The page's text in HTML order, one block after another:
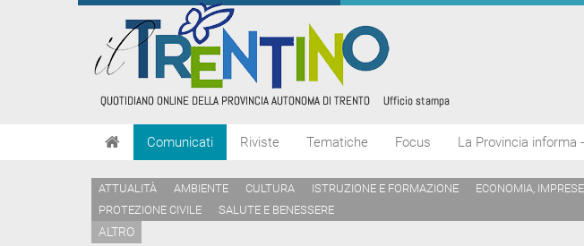
Comunicati Riviste Tematiche Focus La Provincia informa
ATTUALITÀ AMBIENTE CULTURA ISTRUZIONE E FORMAZIONE ECONOMIA,
PROTEZIONE CIVILE
SALUTE E BENESSERE
ALTRO